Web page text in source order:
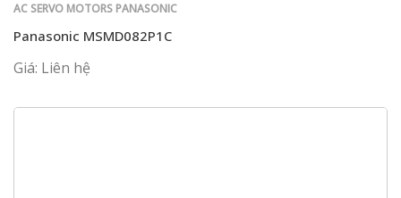
AC SERVO MOTORS PANASONIC
Panasonic MSMD082P1C
Giá: Liên hệ